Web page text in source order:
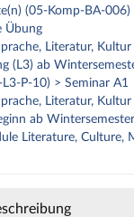
(05-Komp-BA-006)
Übung
Literatur,
(L3) ab
P-10) > Seminar A1
Literatur,
ab
Literature, Culture,